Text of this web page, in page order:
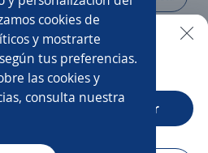
cookies de
y mostrarte
tus preferencias.
las cookies y
consulta nuestra
Asesor/a técnico comercial
Asistente Auxiliar de cocina
Asesor/a comercial freelance
fácil en la app
Abrir